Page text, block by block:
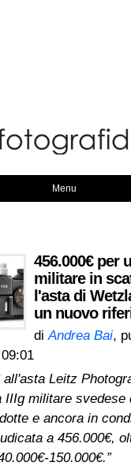
Menu
456.000€ per
militare in
l'asta di
un nuovo
diAndrea Bai,
all'asta Leitz
IIIg militare svedese
e ancora in
a 456.000€,
150.000€.”